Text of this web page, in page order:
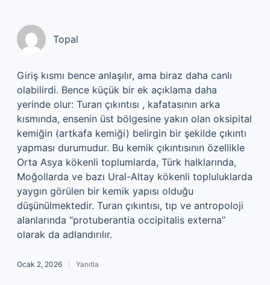
Topal
Giriş kısmı bence anlaşılır, ama biraz daha canlı
olabilirdi. Bence küçük bir ek açıklama daha
yerinde olur: Turan çıkıntısı , kafatasının arka
kısmında, ensenin üst bölgesine yakın olan oksipital
kemiğin (artkafa kemiği) belirgin bir şekilde çıkıntı
yapması durumudur. Bu kemik çıkıntısının özellikle
Orta Asya kökenli toplumlarda, Türk halklarında,
Moğollarda ve bazı Ural-Altay kökenli topluluklarda
yaygın görülen bir kemik yapısı olduğu
düşünülmektedir. Turan çıkıntısı, tıp ve antropoloji
alanlarında “protuberantia occipitalis externa”
olarak da adlandırılır.
Ocak 2, 2026 Yanıtla